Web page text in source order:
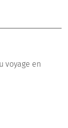
voyage en